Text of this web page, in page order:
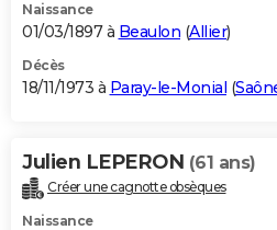
Naissance
01/03/1897 à Beaulon (Allier)
Décès
18/11/1973 à Paray-le-Monial (
Julien LEPERON (61 ans)
Créer une cagnotte obsèques
Naissance